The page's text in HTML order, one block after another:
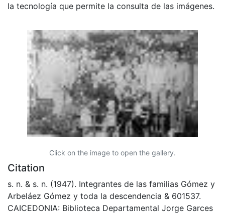
la tecnología que permite la consulta de las imágenes.
Click on the image to open the gallery.
Citation
s. n. & s. n. (1947). Integrantes de las familias Gómez y
Arbeláez Gómez y toda la descendencia & 601537.
CAICEDONIA: Biblioteca Departamental Jorge Garces